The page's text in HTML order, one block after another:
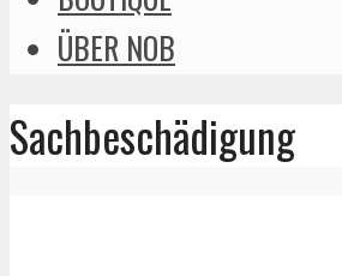
ÜBER NOB
Sachbeschädigung